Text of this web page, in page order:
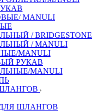
MANULI
/ BRIDGESTONE
/ MANULI
MANULI
РУКАВ
MANULI
ШЛАНГОВ